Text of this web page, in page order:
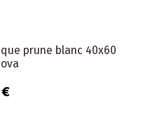
prune blanc 40x60